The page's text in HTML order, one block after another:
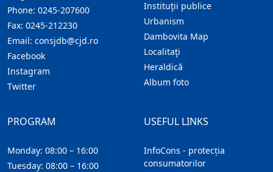
Phone: 0245-207600
Fax: 0245-212230
Email: consjdb@cjd.ro
Facebook
Instagram
Twitter
Instituţii publice
Urbanism
Dambovita Map
Localitaţi
Heraldică
Album foto
USEFUL LINKS
InfoCons - protecția
consumatorilor
PROGRAM
Monday: 08:00 – 16:00
Tuesday: 08:00 – 16:00